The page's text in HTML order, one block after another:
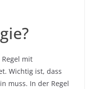
mit
Wichtig ist, dass
muss. In der Regel